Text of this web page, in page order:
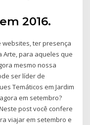
2016.
websites, ter presença
Arte, para aqueles que
mesmo nossa
ser líder de
Temáticos em Jardim
em setembro?
post você confere
viajar em setembro e